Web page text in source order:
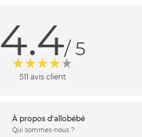
4.4/ 5
511 avis client
à propos d'allobébé
Qui sommes-nous ?